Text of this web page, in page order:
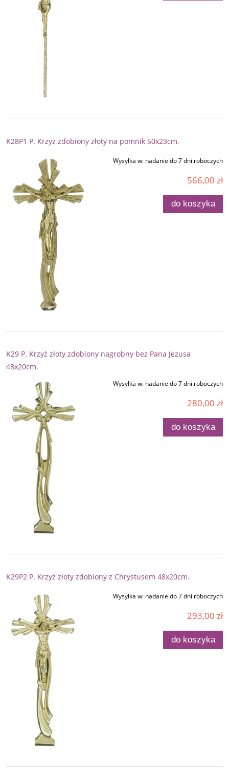
K28P1 P. Krzyż zdobiony złoty na pomnik 50x23cm.
Wysyłka w: nadanie do 7 dni roboczych
566,00 zł
do koszyka
K29 P. Krzyż złoty zdobiony nagrobny bez Pana Jezusa
48x20cm.
Wysyłka w: nadanie do 7 dni roboczych
280,00 zł
do koszyka
K29P2 P. Krzyż złoty zdobiony z Chrystusem 48x20cm.
Wysyłka w: nadanie do 7 dni roboczych
293,00 zł
do koszyka